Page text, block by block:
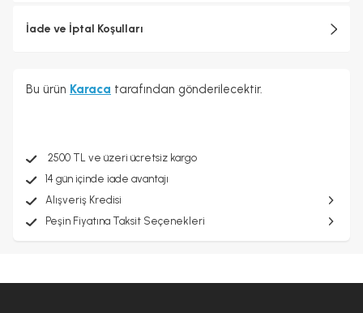
İade ve İptal Koşulları
Bu ürün Karaca tarafından gönderilecektir.
2500 TL ve üzeri ücretsiz kargo
14 gün içinde iade avantajı
Alışveriş Kredisi
Peşin Fiyatına Taksit Seçenekleri